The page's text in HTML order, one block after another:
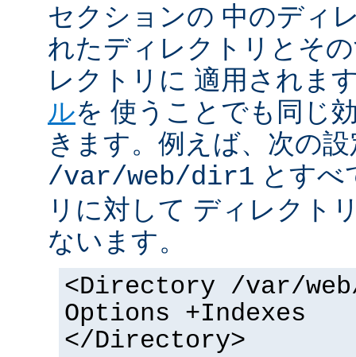
セクションの 中のディ
れたディレクトリとそ
レクトリに 適用されま
ルを 使うことでも同じ
きます。例えば、次の
/var/web/dir1 とすべ
リに対して ディレクト
ないます。
<Directory /var/
Options +Indexes
</Directory>